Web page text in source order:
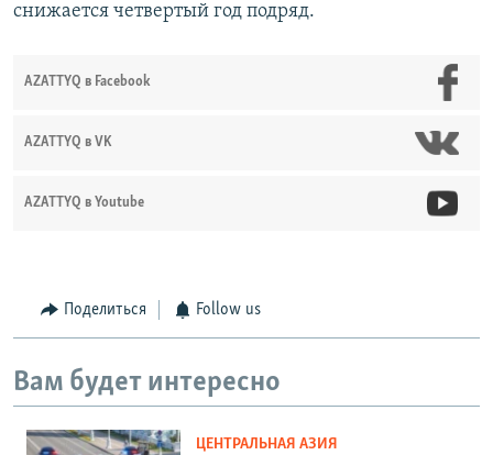
снижается четвертый год подряд.
AZATTYQ в Facebook
AZATTYQ в VK
AZATTYQ в Youtube
Поделиться Follow us
Вам будет интересно
ЦЕНТРАЛЬНАЯ АЗИЯ